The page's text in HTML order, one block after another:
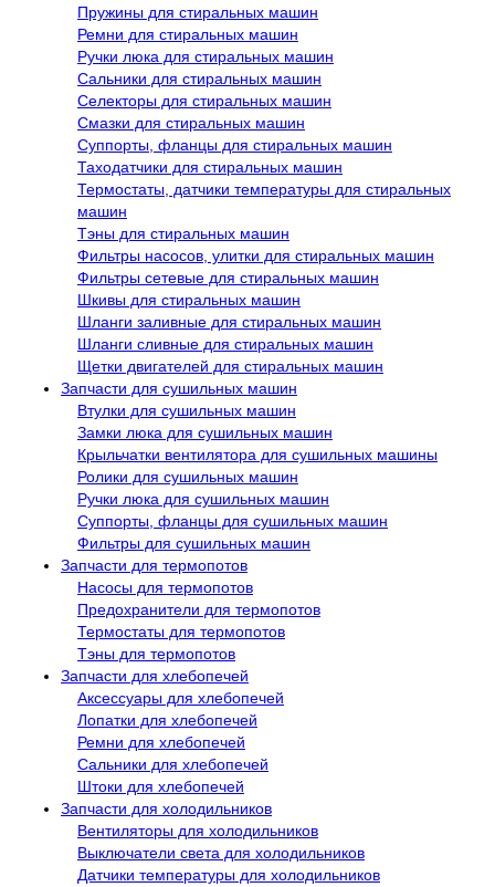
Пружины для стиральных машин
Ремни для стиральных машин
Ручки люка для стиральных машин
Сальники для стиральных машин
Селекторы для стиральных машин
Смазки для стиральных машин
Суппорты, фланцы для стиральных машин
Таходатчики для стиральных машин
Термостаты, датчики температуры для стиральных
машин
Тэны для стиральных машин
Фильтры насосов, улитки для стиральных машин
Фильтры сетевые для стиральных машин
Шкивы для стиральных машин
Шланги заливные для стиральных машин
Шланги сливные для стиральных машин
Щетки двигателей для стиральных машин
Запчасти для сушильных машин
Втулки для сушильных машин
Замки люка для сушильных машин
Крыльчатки вентилятора для сушильных машины
Ролики для сушильных машин
Ручки люка для сушильных машин
Суппорты, фланцы для сушильных машин
Фильтры для сушильных машин
Запчасти для термопотов
Насосы для термопотов
Предохранители для термопотов
Термостаты для термопотов
Тэны для термопотов
Запчасти для хлебопечей
Аксессуары для хлебопечей
Лопатки для хлебопечей
Ремни для хлебопечей
Сальники для хлебопечей
Штоки для хлебопечей
Запчасти для холодильников
Вентиляторы для холодильников
Выключатели света для холодильников
Датчики температуры для холодильников